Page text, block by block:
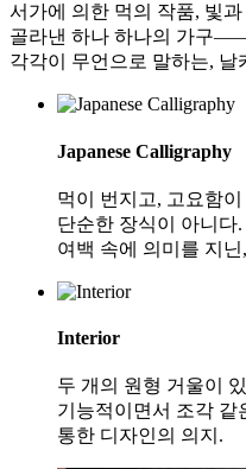
서가에 의한 먹의 작품, 빛
골라낸 하나 하나의 가구
각각이 무언으로 말하는, 날
Japanese Calligraphy
먹이 번지고, 고요함
단순한 장식이 아니다.
여백 속에 의미를 지
Interior
두 개의 원형 거울이
기능적이면서 조각 같
통한 디자인의 의지.